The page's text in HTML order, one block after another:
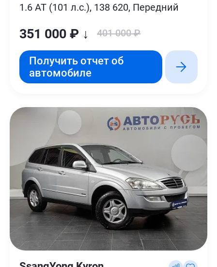
1.6 AT (101 л.с.), 138 620, Передний
351 000 ₽ ↓ 401 000 ₽
Получить отчет об
автомобиле